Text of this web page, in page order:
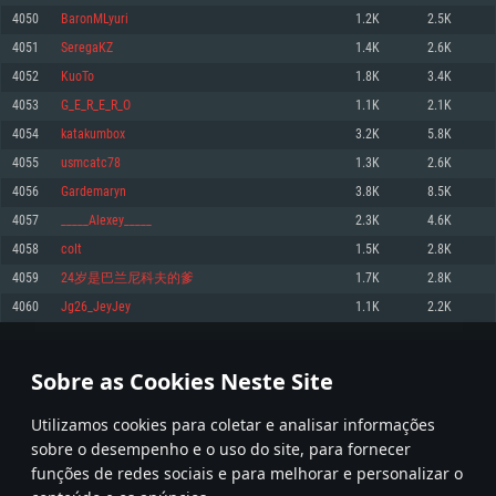
Sobre as Cookies Neste Site
Utilizamos cookies para coletar e analisar informações
sobre o desempenho e o uso do site, para fornecer
funções de redes sociais e para melhorar e personalizar o
Memória: 4GB
Placa Gráfica: Placa com DirectX 11: AMD Radeon 77XX / NVIDIA GeForce
GTX 660. Resolução mínima suportada: 720p
Network: Internet de banda larga.
Disco: 23,1 GB
Recomendado
superior, Radeon RX 570 ou superior
Disco: 75,9 GB
Memória: 6 GB
Placa Gráfica: Intel Iris Pro 5200 (Mac), equivalentes AMD/Nvidia para Mac.
Resolução mínima suportada: 720p com suporte Metal.
Network: Internet de banda larga.
Disco: 21,5 GB
Recomendado
Network: Internet de banda larga.
Memória: 4 GB
Placa Gráfica: NVIDIA 660 com os drivers mais recentes (não mais de 6
meses) / equivalentes AMD com os drivers mais recentes com suporte
Vulkan (não mais de 6 meses); Resolução mínima suportada: 720p.
Network: Internet de banda larga.
Disco: 21,5 GB
Recomendado
Sistema Operativo: Ubuntu 20.04 64bit
Processador: Intel Core i7
Memória: 16 GB
Placa Gráfica: NVIDIA 1060 com os drivers mais recentes (não mais de 6
meses) / equivalentes AMD (Radeon RX 570) com os drivers mais recentes
Network: Internet de banda larga.
4050 BaronMLyuri 1.2K 2.5K
4051 SeregaKZ 1.4K 2.6K
4052 KuoTo 1.8K 3.4K
4053 G_E_R_E_R_O 1.1K 2.1K
4054 katakumbox 3.2K 5.8K
4055 usmcatc78 1.3K 2.6K
4056 Gardemaryn 3.8K 8.5K
4057 _____Alexey_____ 2.3K 4.6K
4058 coIt 1.5K 2.8K
4059 24岁是巴兰尼科夫的爹 1.7K 2.8K
4060 Jg26_JeyJey 1.1K 2.2K